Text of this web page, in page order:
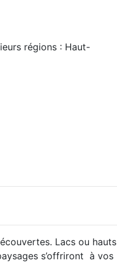
régions : Haut-
Lacs ou hauts
s’offriront à vos